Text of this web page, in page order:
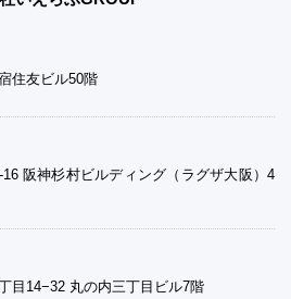
住友ビル50階
阪神杉村ビルディング（ラグザ大阪）4
目14−32 丸の内三丁目ビル7階